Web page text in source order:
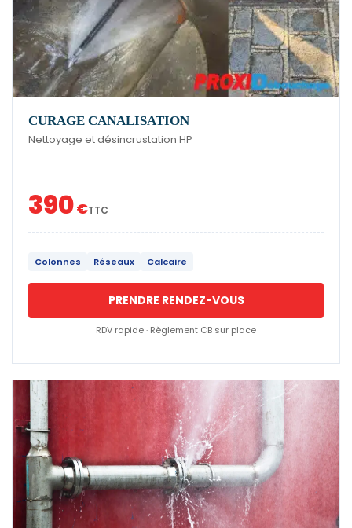
CURAGE CANALISATION
Nettoyage et désincrustation HP
390€TTC
Colonnes Réseaux Calcaire
PRENDRE RENDEZ-VOUS
RDV rapide · Règlement CB sur place